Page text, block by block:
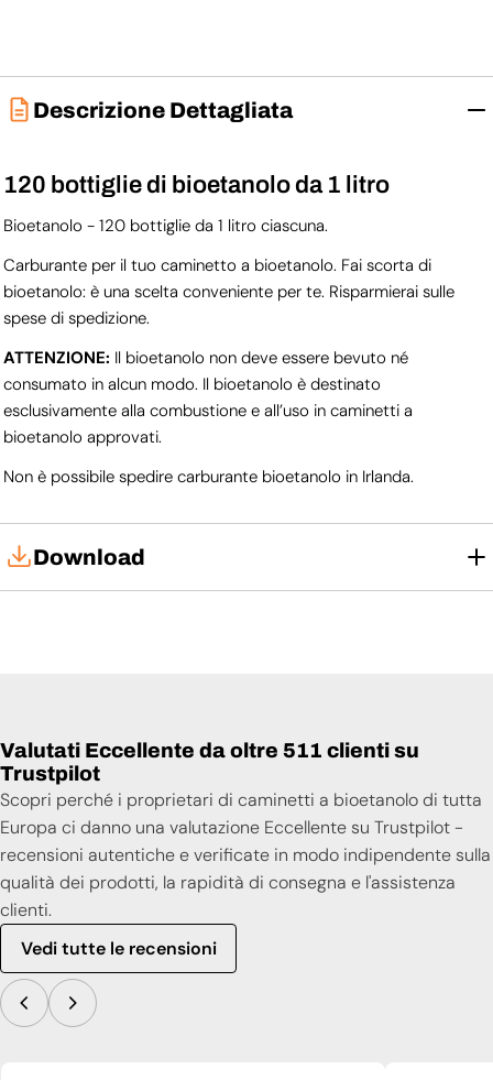
Descrizione Dettagliata
120 bottiglie di bioetanolo da 1 litro
Bioetanolo - 120 bottiglie da 1 litro ciascuna.
Carburante per il tuo caminetto a bioetanolo. Fai scorta di
bioetanolo: è una scelta conveniente per te. Risparmierai sulle
spese di spedizione.
ATTENZIONE: Il bioetanolo non deve essere bevuto né
consumato in alcun modo. Il bioetanolo è destinato
esclusivamente alla combustione e all’uso in caminetti a
bioetanolo approvati.
Non è possibile spedire carburante bioetanolo in Irlanda.
Download
Valutati Eccellente da oltre 511 clienti su
Trustpilot
Scopri perché i proprietari di caminetti a bioetanolo di tutta
Europa ci danno una valutazione Eccellente su Trustpilot -
recensioni autentiche e verificate in modo indipendente sulla
qualità dei prodotti, la rapidità di consegna e l'assistenza
clienti.
Vedi tutte le recensioni